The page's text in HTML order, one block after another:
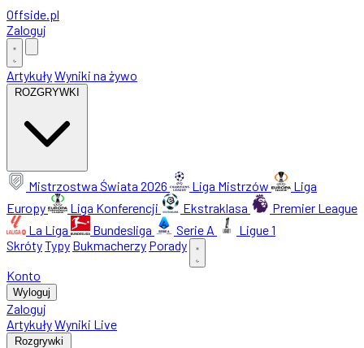
Offside.pl
Zaloguj
ArtykułyWyniki na żywo
ROZGRYWKI
Mistrzostwa Świata 2026 Liga Mistrzów
Liga
Europy
Liga Konferencji Ekstraklasa
Premier League
La Liga
Bundesliga Serie A
Ligue 1
SkrótyTypy Bukmacherzy Porady
Konto
Wyloguj
Zaloguj
ArtykułyWyniki Live
Rozgrywki